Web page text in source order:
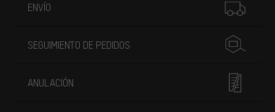
ENVÍO
SEGUIMIENTO DE PEDIDOS
ANULACIÓN